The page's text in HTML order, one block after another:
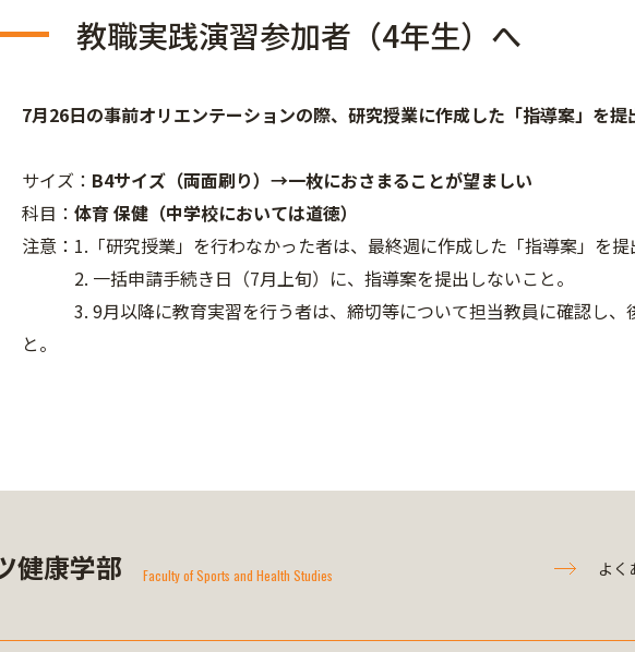
教職実践演習参加者（4年生）へ
7月26日の事前オリエンテーションの際、研究授業に作成した「指導案」を提
サイズ： B4サイズ（両面刷り）→一枚におさまることが望ましい
科目： 体育 保健（中学校においては道徳）
注意：1.「研究授業」を行わなかった者は、最終週に作成した「指導案」を提
2. 一括申請手続き日（7月上旬）に、指導案を提出しないこと。
3. 9月以降に教育実習を行う者は、締切等について担当教員に確認し、
と。
健康学部 Faculty of Sports and Health Studies よく